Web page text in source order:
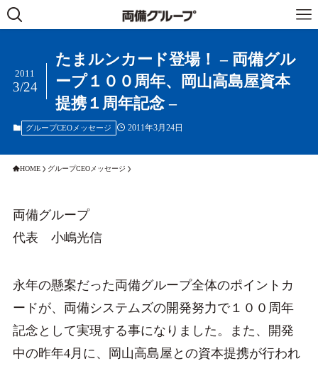
たまルンカード登場！ – 両備グル
ープ１００周年、岡山高島屋資本
提携１周年記念 –
2011
3/24
グループCEOメッセージ 2011年3月24日
HOME グループCEOメッセージ
両備グループ
代表 小嶋光信
永年の懸案だった両備グループ全体のポイントカ
ードが、両備システムズの開発努力で１００周年
記念として実現する事になりました。また、開発
中の昨年4月に、岡山高島屋との資本提携が行われ